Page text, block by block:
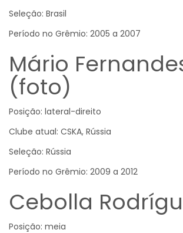
Seleção: Brasil
Período no Grêmio: 2005 a 2007
Mário
(foto)
Posição: lateral-direito
Clube atual: CSKA, Rússia
Seleção: Rússia
Período no Grêmio: 2009 a 2012
Cebolla
Posição: meia